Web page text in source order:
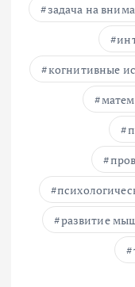
задача на
когнитивные
развитие